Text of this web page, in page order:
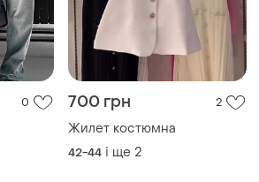
0 700 грн 2
Жилет костюмна
42-44 і ще 2